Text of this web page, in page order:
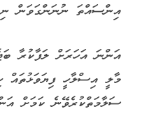
އިންސައްތަ ނުނަންގަވަން
މާލީ އިސްލާހީ ފިޔަވަޅުތައް